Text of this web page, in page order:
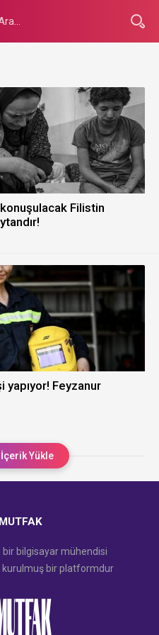
Filistin
yapıyor! Feyzanur
Yükle
bilgisayar mühendisi
kurulmuş bir platformdur